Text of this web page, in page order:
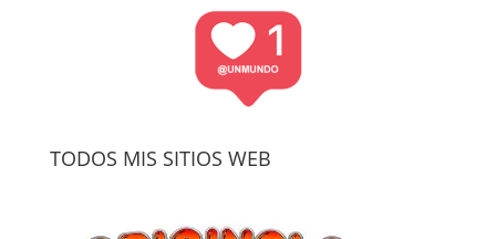
TODOS MIS SITIOS WEB